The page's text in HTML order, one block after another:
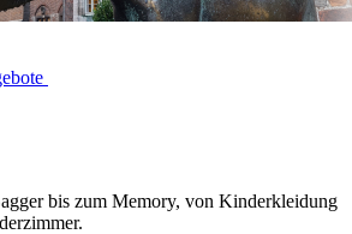
bis zum Memory, von Kinderkleidung